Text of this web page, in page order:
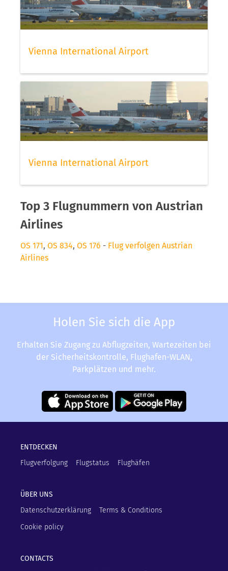
Vienna International Airport
Vienna International Airport
Top 3 Flugnummern von Austrian
Airlines
OS 171, OS 834, OS 176 - Flug verfolgen Austrian
Airlines
Holen Sie sich die App
Erhalten Sie Zugang zu Abflugzeiten, Wartezeiten bei
der Sicherheitskontrolle, Flughafen-WLAN,
Parkplätzen und mehr.
ENTDECKEN
Flugverfolgung
Flugstatus Flughäfen
ÜBER UNS
Datenschutzerklärung
Terms & Conditions
Cookie policy
CONTACTS